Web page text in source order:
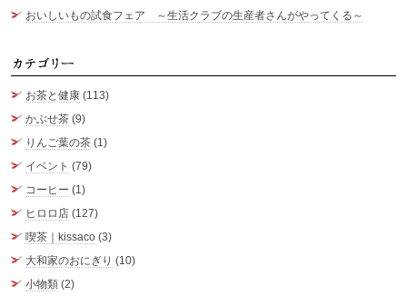
おいしいもの試食フェア ～生活クラブの生産者さんがやってくる～
お茶と健康 (113)
かぶせ茶 (9)
りんご葉の茶 (1)
イベント (79)
コーヒー (1)
ヒロロ店 (127)
喫茶｜kissaco (3)
大和家のおにぎり (10)
小物類 (2)